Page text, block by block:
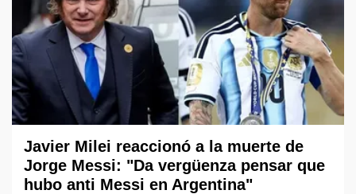
Javier Milei reaccionó a la muerte de
Jorge Messi: "Da vergüenza pensar que
hubo anti Messi en Argentina"